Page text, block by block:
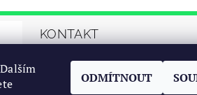
KONTAKT
automrazik
cz
ODMÍTNOUT